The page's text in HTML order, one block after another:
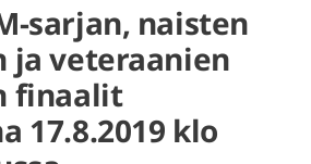
sarjan, naisten
ja veteraanien
finaalit
17.8.2019 klo